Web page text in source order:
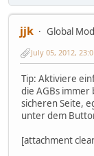
jjk
Global
July 05, 2012,
Tip: Aktiviere
die AGBs
sicheren Seite,
unter dem
[attachment